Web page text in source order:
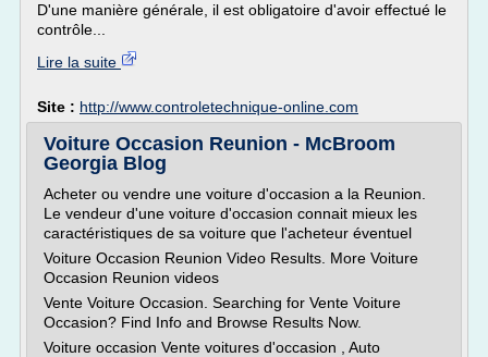
D'une manière générale, il est obligatoire d'avoir effectué le
contrôle...
Lire la suite
Site : http://www.controletechnique-online.com
Voiture Occasion Reunion - McBroom
Georgia Blog
Acheter ou vendre une voiture d'occasion a la Reunion.
Le vendeur d'une voiture d'occasion connait mieux les
caractéristiques de sa voiture que l'acheteur éventuel
Voiture Occasion Reunion Video Results. More Voiture
Occasion Reunion videos
Vente Voiture Occasion. Searching for Vente Voiture
Occasion? Find Info and Browse Results Now.
Voiture occasion Vente voitures d'occasion , Auto